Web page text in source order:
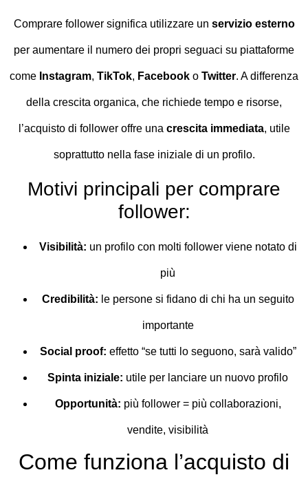
Comprare follower significa utilizzare un servizio esterno
per aumentare il numero dei propri seguaci su piattaforme
come Instagram, TikTok, Facebook o Twitter. A differenza
della crescita organica, che richiede tempo e risorse,
l’acquisto di follower offre una crescita immediata, utile
soprattutto nella fase iniziale di un profilo.
Motivi principali per comprare
follower:
Visibilità: un profilo con molti follower viene notato di
più
Credibilità: le persone si fidano di chi ha un seguito
importante
Social proof: effetto “se tutti lo seguono, sarà valido”
Spinta iniziale: utile per lanciare un nuovo profilo
Opportunità: più follower = più collaborazioni,
vendite, visibilità
Come funziona l’acquisto di